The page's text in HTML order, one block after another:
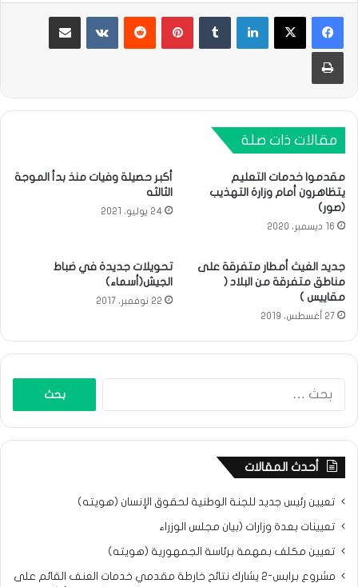
لينكدإن بينتيريست مشاركة عبر البريد
طباعة
مقالات ذات صلة
مقدموا خدمات التعليم
يتظاهرون أمام وزارة التهذيب
(صور)
16 ديسمبر، 2020
أكبر حصيلة وفيات منذ بدأ الموجة
الثالثه
24 يوليو، 2021
جديد الغيث أمطار متفرقة على
مناطق متفرقة من البلاد (
مقاييس )
27 أغسطس، 2019
تحويلات جديدة في ضباط
الجيش(أسماء)
22 نوفمبر، 2017
أحدث المقالات
تعيين رئيس جديد للجنة الوطنية لحقوق الإنسان (هويته)
تعيينات بعدة وزارات (بيان مجلس الوزراء
تعيين مكلف بمهمة برئاسة الجمهورية (هويته)
مشروع برابس-2 يشارك نتائح خارطة مقدمي خدمات العنف القائم على